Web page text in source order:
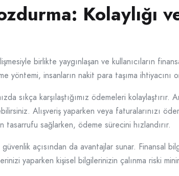
Kolaylığı
birlikte yaygınlaşan ve kullanıcıların
yöntemi, insanların nakit para taşıma ihtiyacını
sıkça karşılaştığımız ödemeleri kolaylaştırır.
Alışveriş yaparken veya faturalarınızı
tasarrufu sağlarken, ödeme sürecini hızlandırır.
açısından da avantajlar sunar. Finansal
yaparken kişisel bilgilerinizin çalınma riski